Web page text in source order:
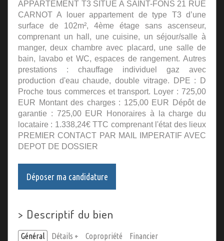
APPARTEMENT T3 SITUE A SAINT-FONS 21 RUE
CARNOT A louer appartement de type T3 d’une
surface de 102m², 4ème étage sans ascenseur,
comprenant un hall, une cuisine, un séjour/salle à
manger, deux chambre avec placard, une salle de
bain, lavabo et WC, espaces de rangement. Autres
prestations : chauffage individuel gaz avec
production d'eau chaude, double vitrage. DPE : D
Proche tous commerces et transport. Loyer : 725,00
EUR Montant des charges : 125,00 EUR Dépôt de
garantie : 725,00 EUR Honoraires à la charge du
locataire : 1.338,24€ TTC comprenant l'état des lieux
PREMIER CONTACT PAR MAIL IMPERATIF AVEC
DEPOT DE DOSSIER
Déposer ma candidature
> Descriptif du bien
Général Détails + Copropriété
Financier